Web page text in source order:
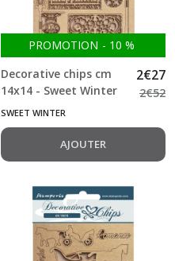
PROMOTION - 10 %
Decorative chips cm
14x14 - Sweet Winter
My Journal Stamperia
2€27
2€52
SWEET WINTER
AJOUTER